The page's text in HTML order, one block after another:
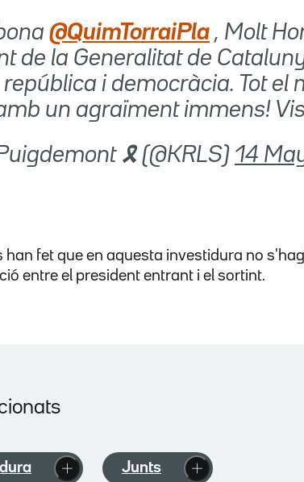
@QuimTorraiPla , Molt
de la Generalitat de
i democràcia. Tot el
un agraïment immens!
Puigdemont 🎗 (@KRLS) 14
han fet que en aquesta investidura no
entre el president entrant i el sortint.
Junts